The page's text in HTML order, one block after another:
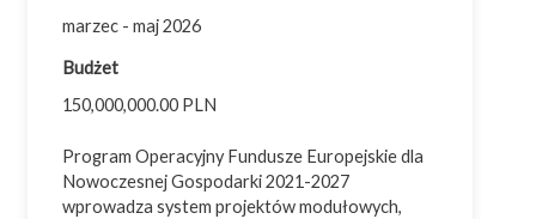
Województwo świętokrzyskie
marzec - maj 2026
Budżet
150,000,000.00 PLN
Program Operacyjny Fundusze Europejskie dla
Nowoczesnej Gospodarki 2021-2027
wprowadza system projektów modułowych,